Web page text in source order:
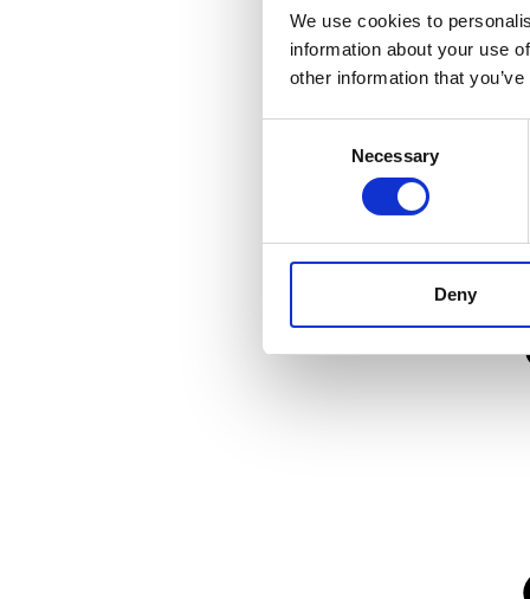
We use cookies to
information about your use
other information that
Necessary
Deny